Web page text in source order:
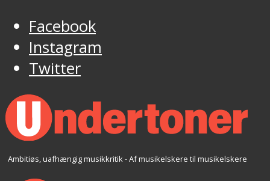
Facebook
Instagram
Twitter
Ambitiøs, uafhængig musikkritik - Af musikelskere til musikelskere